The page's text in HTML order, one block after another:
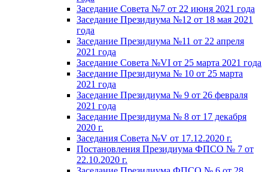
Заседание Совета №7 от 22 июня 2021 года
Заседание Президиума №12 от 18 мая 2021
года
Заседание Президиума №11 от 22 апреля
2021 года
Заседание Совета №VI от 25 марта 2021 года
Заседание Президиума № 10 от 25 марта
2021 года
Заседание Президиума № 9 от 26 февраля
2021 года
Заседание Президиума № 8 от 17 декабря
2020 г.
Заседания Совета №V от 17.12.2020 г.
Постановления Президиума ФПСО № 7 от
22.10.2020 г.